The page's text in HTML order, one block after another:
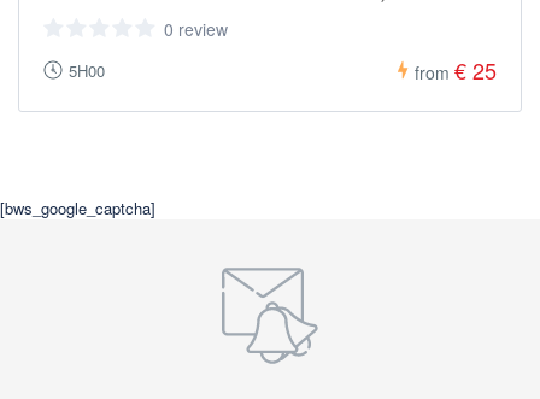
0 review
5H00 from € 25
[bws_google_captcha]